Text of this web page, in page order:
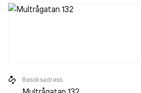
Besöksadress